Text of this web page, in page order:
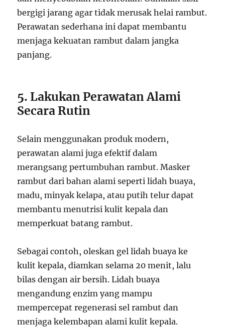
bergigi jarang agar tidak merusak helai rambut.
Perawatan sederhana ini dapat membantu
menjaga kekuatan rambut dalam jangka
panjang.
5. Lakukan Perawatan Alami
Secara Rutin
Selain menggunakan produk modern,
perawatan alami juga efektif dalam
merangsang pertumbuhan rambut. Masker
rambut dari bahan alami seperti lidah buaya,
madu, minyak kelapa, atau putih telur dapat
membantu menutrisi kulit kepala dan
memperkuat batang rambut.
Sebagai contoh, oleskan gel lidah buaya ke
kulit kepala, diamkan selama 20 menit, lalu
bilas dengan air bersih. Lidah buaya
mengandung enzim yang mampu
mempercepat regenerasi sel rambut dan
menjaga kelembapan alami kulit kepala.